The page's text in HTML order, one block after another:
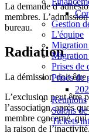
Gestion
L'équipe
Prises de
Prises de
Réunions
Salons
Tickets
La demande
membres.
bureau.
Radiation
La démission doit être
L’exclusion peut être
l’association, après
membre concerné,
la raison de